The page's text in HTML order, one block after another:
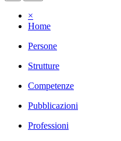
×
Home
Persone
Strutture
Competenze
Pubblicazioni
Professioni